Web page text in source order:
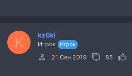
K kz0ki
Игрок Игрок
21 Сен 2019 85